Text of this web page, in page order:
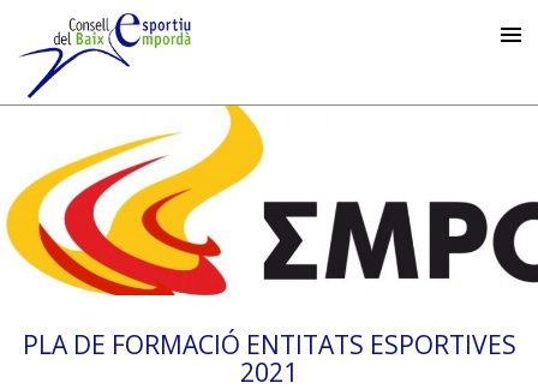
PLA DE FORMACIÓ ENTITATS ESPORTIVES
2021